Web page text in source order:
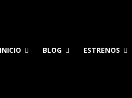
INICIO BLOG ESTRENOS